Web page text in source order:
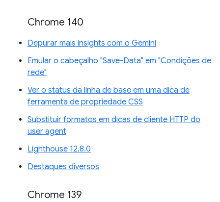
Chrome 140
Depurar mais insights com o Gemini
Emular o cabeçalho "Save-Data" em "Condições de
rede"
Ver o status da linha de base em uma dica de
ferramenta de propriedade CSS
Substituir formatos em dicas de cliente HTTP do
user agent
Lighthouse 12.8.0
Destaques diversos
Chrome 139